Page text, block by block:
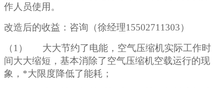
作人员使用。
改造后的收益：咨询（徐经理15502711303）
（1） 大大节约了电能，空气压缩机实际工作时
间大大缩短，基本消除了空气压缩机空载运行的现
象，*大限度降低了能耗；